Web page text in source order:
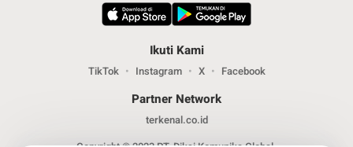
Ikuti Kami
TikTok Instagram X Facebook
Partner Network
terkenal.co.id